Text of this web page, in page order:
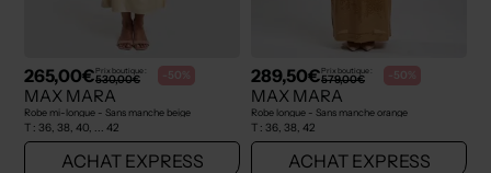
265,00€Prix boutique :
530,00€ -50%
MAX MARA
Robe mi-longue - Sans manche beige
T : 36, 38, 40, ... 42
ACHAT EXPRESS
289,50€Prix boutique :
579,00€ -50%
MAX MARA
Robe longue - Sans manche orange
T : 36, 38, 42
ACHAT EXPRESS